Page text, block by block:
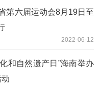
第六届运动会8月19日至
2022-06-12
和自然遗产日”海南举办